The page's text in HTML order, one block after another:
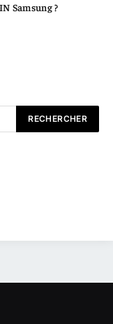
Samsung ?